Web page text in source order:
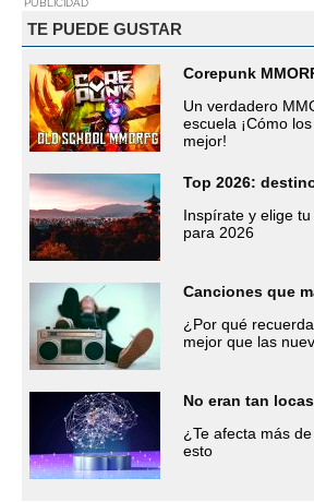
PUBLICIDAD
TE PUEDE GUSTAR
Corepunk
Un verdadero
escuela ¡Cómo
mejor!
Top 2026:
Inspírate y elige
para 2026
Canciones que
¿Por qué
mejor que las
No eran tan locas
¿Te afecta más
esto